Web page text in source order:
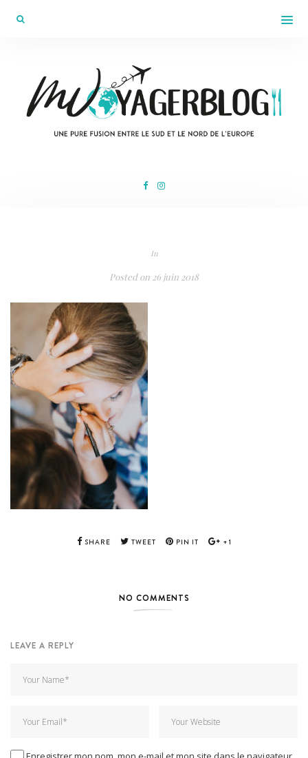
In
Posted on 26 juin 2018
SHARE TWEET PIN IT +1
NO COMMENTS
LEAVE A REPLY